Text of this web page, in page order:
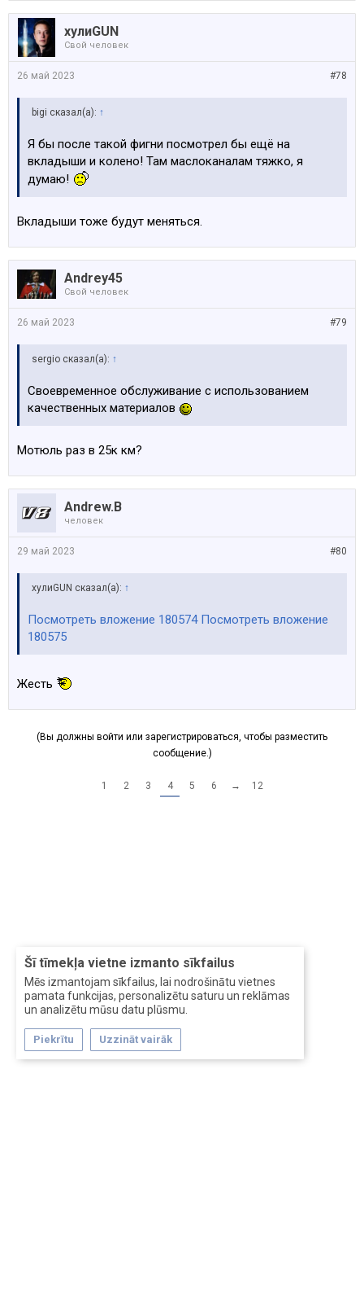
Šī tīmekļa vietne izmanto sīkfailus
Mēs izmantojam sīkfailus, lai nodrošinātu vietnes
pamata funkcijas, personalizētu saturu un reklāmas
un analizētu mūsu datu plūsmu.
Piekrītu Uzzināt vairāk
хулиGUN
Свой человек
#78
26 май 2023
bigi сказал(а): ↑
Я бы после такой фигни посмотрел бы ещё на
вкладыши и колено! Там маслоканалам тяжко, я
думаю!
Вкладыши тоже будут меняться.
Andrey45
Свой человек
#79
26 май 2023
sergio сказал(а): ↑
Своевременное обслуживание с использованием
качественных материалов
Мотюль раз в 25к км?
Andrew.B
человек
#80
29 май 2023
хулиGUN сказал(а): ↑
Посмотреть вложение 180574 Посмотреть вложение
180575
Жесть
(Вы должны войти или зарегистрироваться, чтобы разместить
сообщение.)
1 2 3 4 5 6 → 12